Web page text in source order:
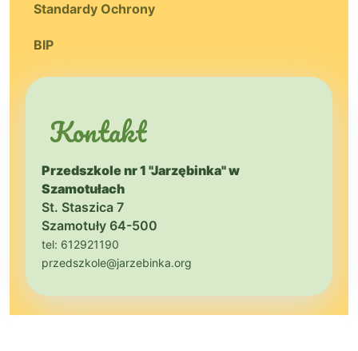
Standardy Ochrony
BIP
Kontakt
Przedszkole nr 1 "Jarzębinka" w
Szamotułach
St. Staszica 7
Szamotuły 64-500
tel: 612921190
przedszkole@jarzebinka.org